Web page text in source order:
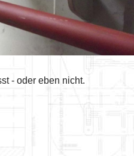
- oder eben nicht.